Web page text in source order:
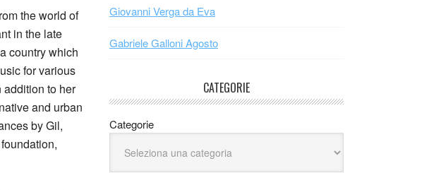
the world of
in the late
country which
for various
addition to her
and urban
by Gil,
Giovanni Verga da Eva
Gabriele Galloni Agosto
CATEGORIE
Categorie